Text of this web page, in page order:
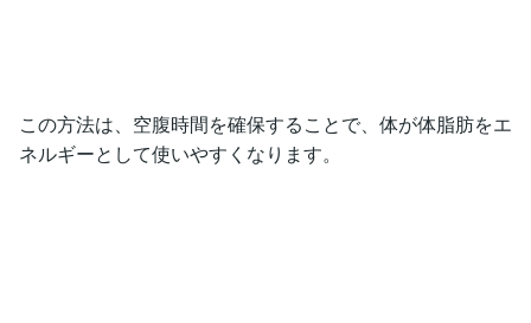
この方法は、空腹時間を確保することで、体が体脂肪をエ
ネルギーとして使いやすくなります。